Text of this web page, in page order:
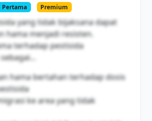
Akses
Pertama Premium
yang tidak bijaksana dapat
hama menjadi resisten.
terhadap pestisida
hama bertahan terhadap dosis
ke area yang tidak